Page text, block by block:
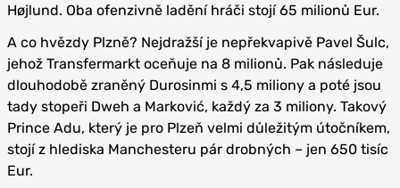
Højlund. Oba ofenzivně ladění hráči stojí 65 milionů Eur.
A co hvězdy Plzně? Nejdražší je nepřekvapivě Pavel Šulc,
jehož Transfermarkt oceňuje na 8 milionů. Pak následuje
dlouhodobě zraněný Durosinmi s 4,5 miliony a poté jsou
tady stopeři Dweh a Marković, každý za 3 miliony. Takový
Prince Adu, který je pro Plzeň velmi důležitým útočníkem,
stojí z hlediska Manchesteru pár drobných – jen 650 tisíc
Eur.